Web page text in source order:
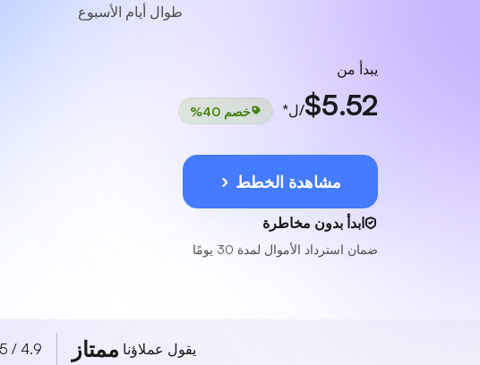
طوال أيام الأسبوع
يبدأ من
$5.52/ل* خصم 40%
مشاهدة الخطط
ابدأ بدون مخاطرة
ضمان استرداد الأموال لمدة 30 يومًا
يقول عملاؤنا ممتاز 4.9 / 5